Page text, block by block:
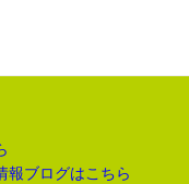
報ブログはこちら